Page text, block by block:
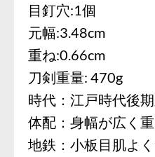
目釘穴:1個
元幅:3.48cm
重ね:0.66cm
刀剣重量: 470g
時代：江戸時代後
体配：身幅が広く
地鉄：小板目肌よ